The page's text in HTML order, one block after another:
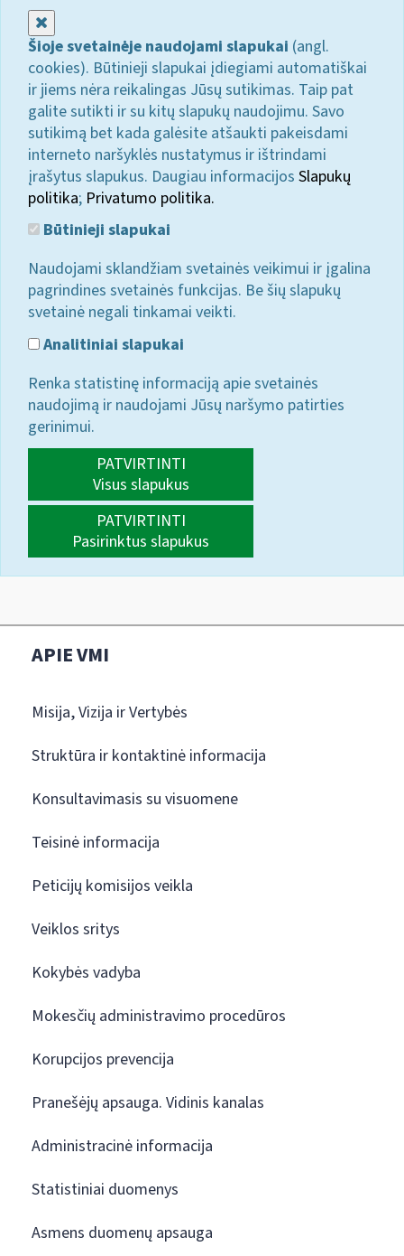
Šioje svetainėje naudojami slapukai (angl.
cookies). Būtinieji slapukai įdiegiami automatiškai
ir jiems nėra reikalingas Jūsų sutikimas. Taip pat
galite sutikti ir su kitų slapukų naudojimu. Savo
sutikimą bet kada galėsite atšaukti pakeisdami
interneto naršyklės nustatymus ir ištrindami
įrašytus slapukus. Daugiau informacijos Slapukų
politika; Privatumo politika.
Būtinieji slapukai
Naudojami sklandžiam svetainės veikimui ir įgalina
pagrindines svetainės funkcijas. Be šių slapukų
svetainė negali tinkamai veikti.
Analitiniai slapukai
Renka statistinę informaciją apie svetainės
naudojimą ir naudojami Jūsų naršymo patirties
gerinimui.
PATVIRTINTI
Visus slapukus
PATVIRTINTI
Pasirinktus slapukus
APIE VMI
Misija, Vizija ir Vertybės
Struktūra ir kontaktinė informacija
Konsultavimasis su visuomene
Teisinė informacija
Peticijų komisijos veikla
Veiklos sritys
Kokybės vadyba
Mokesčių administravimo procedūros
Korupcijos prevencija
Pranešėjų apsauga. Vidinis kanalas
Administracinė informacija
Statistiniai duomenys
Asmens duomenų apsauga